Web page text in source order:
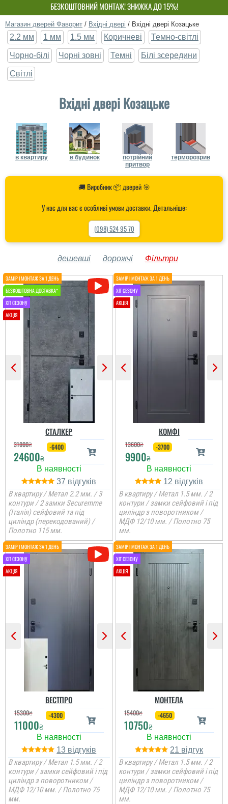
БЕЗКОШТОВНИЙ МОНТАЖ! ЗНИЖКА ДО 15%!
ВЛАСНЕ ВИРОБНИЦТВО-НЕ ПЕРЕПЛАЧУЙ!
Магазин дверей Фаворит / Вхідні двері / Вхідні двері Козацьке
2.2 мм 1 мм 1.5 мм Коричневі Темно-світлі
Чорно-білі Чорні зовні Темні Білі зсередини
Світлі
Вхідні двері Козацьке
в квартиру в будинок
потрійний
притвор
терморозрив
🚚 Виробник 📦 дверей 🎯
У нас для вас є особливі умови доставки. Детальніше:
(098) 524 95 70
дешевші дорожчі Фільтри
СТАЛКЕР
31000₴
24600₴
-6400
37
В квартиру / Метал 2.2 мм. / 3
контури / 2 замки Securemme
(Італія) сейфовий та під
циліндр (перекодований) /
Полотно 115 мм.
КОМФІ
13600₴
9900₴
-3700
12
В квартиру / Метал 1.5 мм. / 2
контури / замки сейфовий і під
циліндр з поворотником /
МДФ 12/10 мм. / Полотно 75
мм.
ВЕСТПРО
15300₴
11000₴
-4300
13
В квартиру / Метал 1.5 мм. / 2
контури / замки сейфовий і під
циліндр з поворотником /
МДФ 12/10 мм. / Полотно 75
мм.
МОНТЕЛА
15400₴
10750₴
-4650
21
В квартиру / Метал 1.5 мм. / 2
контури / замки сейфовий і під
циліндр з поворотником /
МДФ 12/10 мм. / Полотно 75
мм.